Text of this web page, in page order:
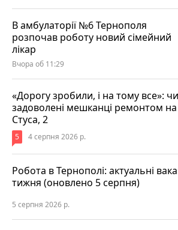
В амбулаторії №6 Тернополя
розпочав роботу новий сімейний
лікар
Вчора об 11:29
«Дорогу зробили, і на тому все»: чи
задоволені мешканці ремонтом на
Стуса, 2
5 4 серпня 2026 р.
Робота в Тернополі: актуальні
тижня (оновлено 5 серпня)
5 серпня 2026 р.